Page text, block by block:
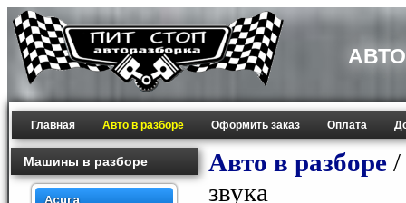
Главная Авто в разборе Оформить заказ Оплата
Машины в разборе
Acura
Авто в разборе /
звука